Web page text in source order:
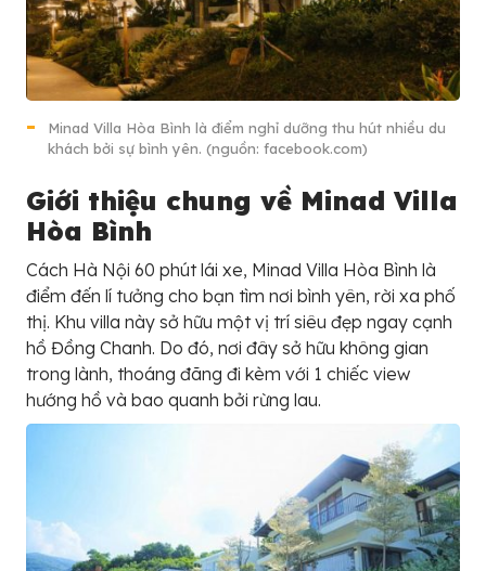
Minad Villa Hòa Bình là điểm nghỉ dưỡng thu hút nhiều du
khách bởi sự bình yên. (nguồn: facebook.com)
Giới thiệu chung về Minad Villa
Hòa Bình
Cách Hà Nội 60 phút lái xe, Minad Villa Hòa Bình là
điểm đến lí tưởng cho bạn tìm nơi bình yên, rời xa phố
thị. Khu villa này sở hữu một vị trí siêu đẹp ngay cạnh
hồ Đồng Chanh. Do đó, nơi đây sở hữu không gian
trong lành, thoáng đãng đi kèm với 1 chiếc view
hướng hồ và bao quanh bởi rừng lau.